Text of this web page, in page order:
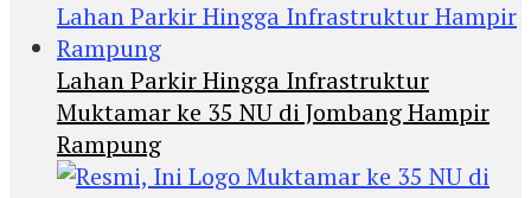
Lahan Parkir Hingga Infrastruktur
Muktamar ke 35 NU di Jombang Hampir
Rampung